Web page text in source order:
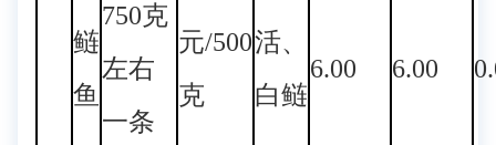
鲢
鱼
750克
左右
一条
元/500
克
活、
白鲢
6.00 6.00